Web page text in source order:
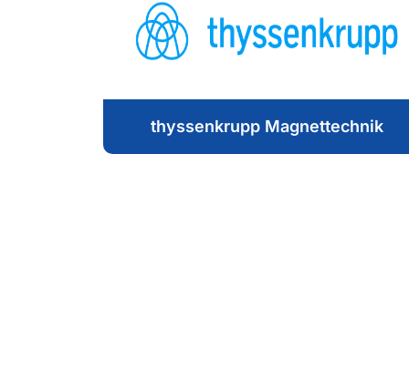
thyssenkrupp Magnettechnik